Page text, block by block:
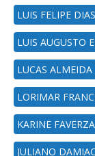
LUIS FELIPE
LUIS AUGUSTO
LUCAS
LORIMAR
KARINE
JULIANO